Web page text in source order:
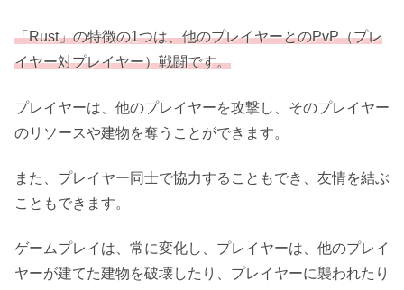
「Rust」の特徴の1つは、他のプレイヤーとのPvP（プレ
イヤー対プレイヤー）戦闘です。
プレイヤーは、他のプレイヤーを攻撃し、そのプレイヤー
のリソースや建物を奪うことができます。
また、プレイヤー同士で協力することもでき、友情を結ぶ
こともできます。
ゲームプレイは、常に変化し、プレイヤーは、他のプレイ
ヤーが建てた建物を破壊したり、プレイヤーに襲われたり